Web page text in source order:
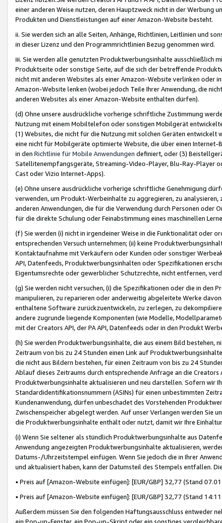
einer anderen Weise nutzen, deren Hauptzweck nicht in der Werbung
Produkten und Dienstleistungen auf einer Amazon-Website besteht.
ii. Sie werden sich an alle Seiten, Anhänge, Richtlinien, Leitlinien und
in dieser Lizenz und den Programmrichtlinien Bezug genommen wird.
iii. Sie werden alle genutzten Produktwerbungsinhalte ausschließlich
Produktseite oder sonstige Seite, auf die sich der betreffende
nicht mit anderen Websites als einer Amazon-Website verlinken oder
Amazon-Website lenken (wobei jedoch Teile Ihrer Anwendung, die
anderen Websites als einer Amazon-Website enthalten dürfen).
(d) Ohne unsere ausdrückliche vorherige schriftliche Zustimmung
Nutzung mit einem Mobiltelefon oder sonstigen Mobilgerät
(1) Websites, die nicht für die Nutzung mit solchen Geräten
eine nicht für Mobilgeräte optimierte Website, die über einen
in den Richtlinie für Mobile Anwendungen definiert, oder (3)
Satellitenempfangsgeräte, Streaming-Video-Player, Blu-Ray-Player
Cast oder Vizio Internet-Apps).
(e) Ohne unsere ausdrückliche vorherige schriftliche Genehmigung
verwenden, um Produkt-Werbeinhalte zu aggregieren, zu
anderen Anwendungen, die für die Verwendung durch Personen
für die direkte Schulung oder Feinabstimmung eines maschinellen
(f) Sie werden (i) nicht in irgendeiner Weise in die Funktionalität oder
entsprechenden Versuch unternehmen; (ii) keine
Kontaktaufnahme mit Verkäufern oder Kunden oder sonstiger
API, Datenfeeds, Produktwerbungsinhalten oder Spezifikationen
Eigentumsrechte oder gewerblicher Schutzrechte, nicht entfernen,
(g) Sie werden nicht versuchen, (i) die Spezifikationen oder die in
manipulieren, zu reparieren oder anderweitig abgeleitete Werke
enthaltene Software zurückzuentwickeln, zu zerlegen, zu
andere zugrunde liegende Komponenten (wie Modelle,
mit der Creators API, der PA API, Datenfeeds oder in den Produkt
(h) Sie werden Produktwerbungsinhalte, die aus einem Bild bestehen,
Zeitraum von bis zu 24 Stunden einen Link auf
die nicht aus Bildern bestehen, für einen Zeitraum von bis zu 24
Ablauf dieses Zeitraums durch entsprechende Anfrage an die
Produktwerbungsinhalte aktualisieren und neu darstellen. Sofern wir
Standardidentifikationsnummern (ASINs) für einen unbestimmten
Kundenanwendung, dürfen unbeschadet des Vorstehenden
Zwischenspeicher abgelegt werden. Auf unser Verlangen werden Sie
die Produktwerbungsinhalte enthält oder nutzt, damit wir Ihre
(i) Wenn Sie seltener als stündlich Produktwerbungsinhalte aus
Anwendung angezeigten Produktwerbungsinhalte aktualisieren,
Datums-/Uhrzeitstempel einfügen. Wenn Sie jedoch die in Ihrer
und aktualisiert haben, kann der Datumsteil des Stempels entfallen.
• Preis auf [Amazon-Website einfügen]: [EUR/GBP] 32,77 (Stand
• Preis auf [Amazon-Website einfügen]: [EUR/GBP] 32,77 (Stand
Außerdem müssen Sie den folgenden Haftungsausschluss entweder
ein Pop-up-Fenster, ein Pop-up-Skript oder ein sonstiges